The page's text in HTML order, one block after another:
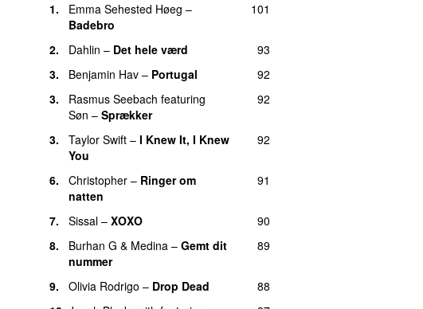
1. Emma Sehested Høeg –
Badebro
101
2. Dahlin – Det hele værd
93
3.
Benjamin Hav – Portugal
92
3.
Rasmus Seebach featuring
Søn –Sprækker
92
3. Taylor Swift –I Knew It, I Knew
You
92
6. Christopher – Ringer om
natten
91
7. Sissal –XOXO
90
8.
Burhan G & Medina –Gemt dit
nummer
89
9. Olivia Rodrigo – Drop Dead
88